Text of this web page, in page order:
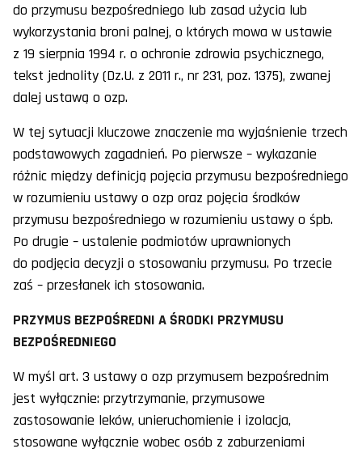
do przymusu bezpośredniego lub zasad użycia lub
wykorzystania broni palnej, o których mowa w ustawie
z 19 sierpnia 1994 r. o ochronie zdrowia psychicznego,
tekst jednolity (Dz.U. z 2011 r., nr 231, poz. 1375), zwanej
dalej ustawą o ozp.
W tej sytuacji kluczowe znaczenie ma wyjaśnienie trzech
podstawowych zagadnień. Po pierwsze – wykazanie
różnic między definicją pojęcia przymusu bezpośredniego
w rozumieniu ustawy o ozp oraz pojęcia środków
przymusu bezpośredniego w rozumieniu ustawy o śpb.
Po drugie – ustalenie podmiotów uprawnionych
do podjęcia decyzji o stosowaniu przymusu. Po trzecie
zaś – przesłanek ich stosowania.
PRZYMUS BEZPOŚREDNI A ŚRODKI PRZYMUSU
BEZPOŚREDNIEGO
W myśl art. 3 ustawy o ozp przymusem bezpośrednim
jest wyłącznie: przytrzymanie, przymusowe
zastosowanie leków, unieruchomienie i izolacja,
stosowane wyłącznie wobec osób z zaburzeniami